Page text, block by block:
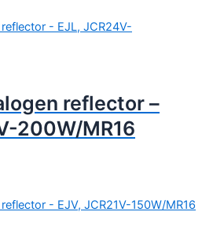
reflector –
200W/MR16